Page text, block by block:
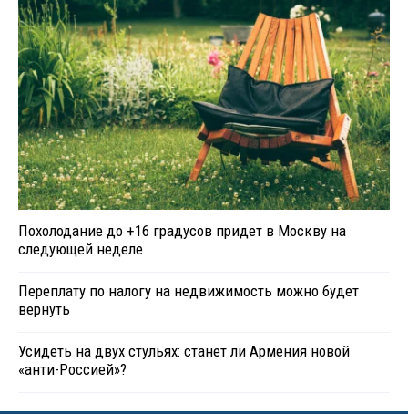
Похолодание до +16 градусов придет в Москву на
следующей неделе
Переплату по налогу на недвижимость можно будет
вернуть
Усидеть на двух стульях: станет ли Армения новой
«анти-Россией»?